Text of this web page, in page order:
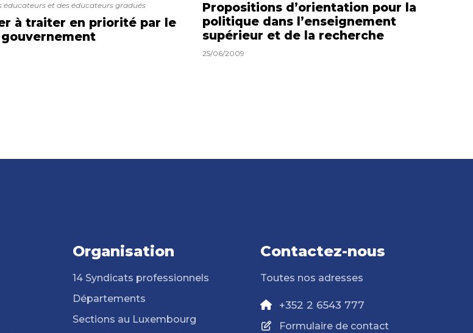
éducateurs et des éducateurs gradués
à traiter en priorité par le
Propositions d’orientation pour la
politique dans l’enseignement
supérieur et de la recherche
25/06/2009
Organisation
14 Syndicats professionnels
Départements
Sections au Luxembourg
Contactez-nous
Toutes nos adresses
+352 2 6543 777
Formulaire de contact